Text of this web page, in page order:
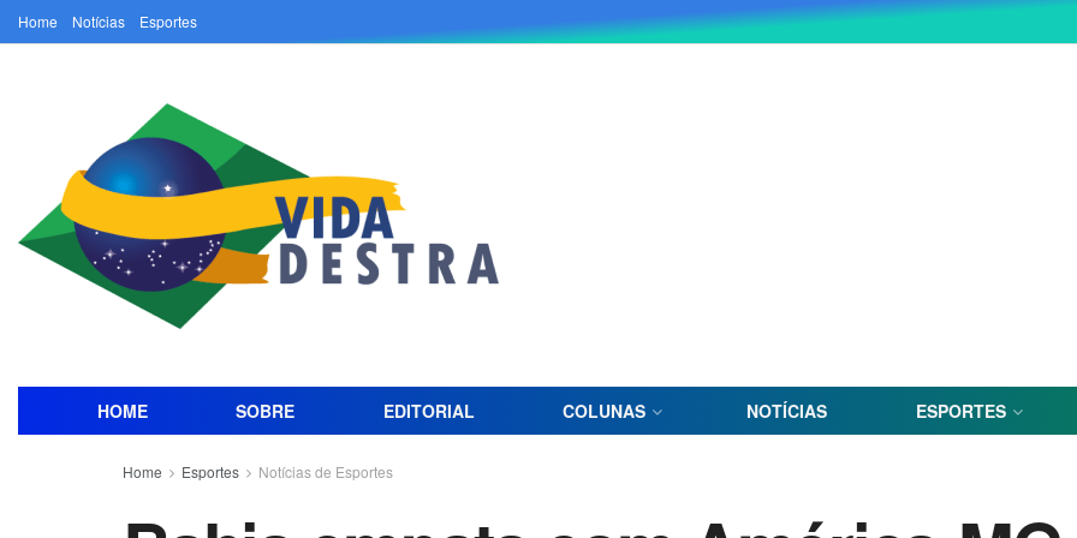
Home Notícias Esportes
HOME SOBRE EDITORIAL COLUNAS NOTÍCIAS ESPORTES
Home Esportes Notícias de Esportes